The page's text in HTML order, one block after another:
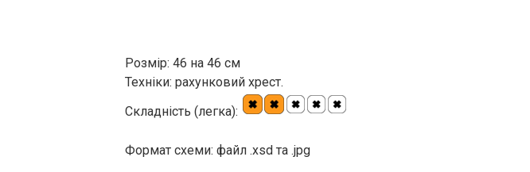
Розмір: 46 на 46 см
Техніки: рахунковий хрест.
Складність (легка):
Формат схеми: файл .xsd та .jpg